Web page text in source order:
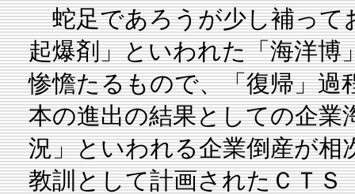
蛇足であろうが少し補って
起爆剤」といわれた「海洋博
惨憺たるもので、「復帰」過
本の進出の結果としての企業
況」といわれる企業倒産が
教訓として計画されたＣＴＳ